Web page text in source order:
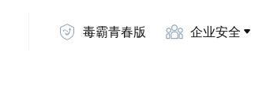
毒霸青春版 企业安全